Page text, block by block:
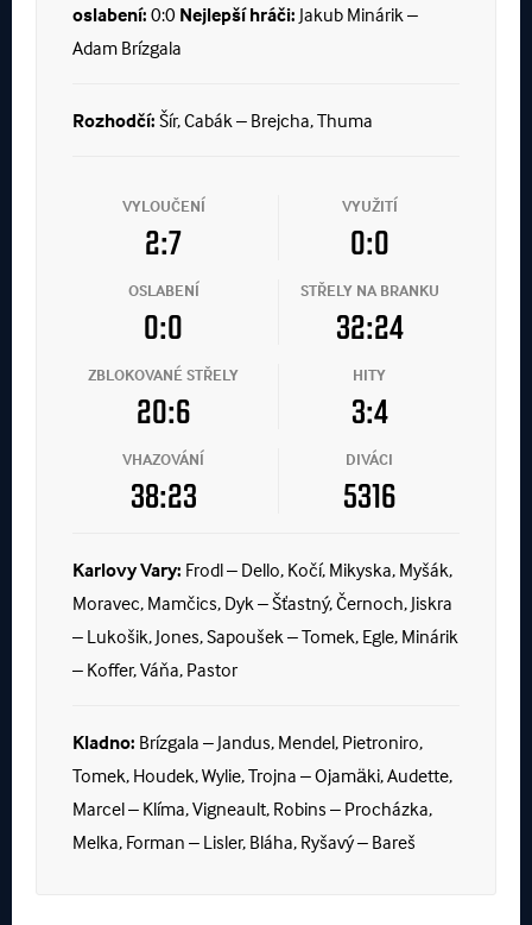
oslabení: 0:0 Nejlepší hráči: Jakub Minárik –
Adam Brízgala
Rozhodčí: Šír, Cabák – Brejcha, Thuma
VYLOUČENÍ
2:7
VYUŽITÍ
0:0
OSLABENÍ
0:0
STŘELY NA BRANKU
32:24
ZBLOKOVANÉ STŘELY
20:6
HITY
3:4
VHAZOVÁNÍ
38:23
DIVÁCI
5316
Karlovy Vary: Frodl – Dello, Kočí, Mikyska, Myšák,
Moravec, Mamčics, Dyk – Šťastný, Černoch, Jiskra
– Lukošik, Jones, Sapoušek – Tomek, Egle, Minárik
– Koffer, Váňa, Pastor
Kladno: Brízgala – Jandus, Mendel, Pietroniro,
Tomek, Houdek, Wylie, Trojna – Ojamäki, Audette,
Marcel – Klíma, Vigneault, Robins – Procházka,
Melka, Forman – Lisler, Bláha, Ryšavý – Bareš